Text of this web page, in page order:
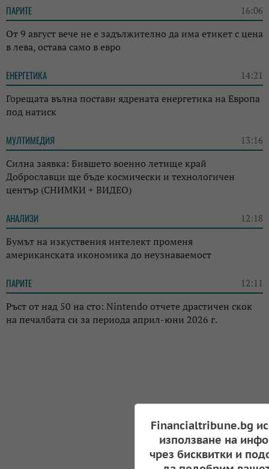
ПАРИТЕ 16:06
От 9 август вече не е задължително да има етикет с цена
в лева, остава само в евро
ЕНЕРГЕТИКА 14:21
Горещата вълна постави ядрената енергетика на Европа
под натиск
МУЛТИМЕДИЯ 13:16
Силна заявка: Бившето военно летище край
Доброславци ще бъде космически и технологичен
център (СНИМКИ + ВИДЕО)
АНАЛИЗИ 12:18
Бумът на изкуствения интелект променя
американската икономика до неузнаваемост
ПАРИТЕ 12:11
Ръст от над 50 на сто: Nintendo отчете драстичен скок
на печалбата си за периода април-юни 2026 г.
Financialtribune.bg
използване на
чрез бисквитки и